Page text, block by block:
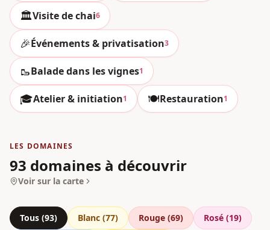
🏛️Visite de chai6
🎉Événements & privatisation3
🥾Balade dans les vignes1
🎓Atelier & initiation1 🍽️Restauration1
LES DOMAINES
93 domaines à découvrir
Voir sur la carte
Tous (93) Blanc (77) Rouge (69) Rosé (19)